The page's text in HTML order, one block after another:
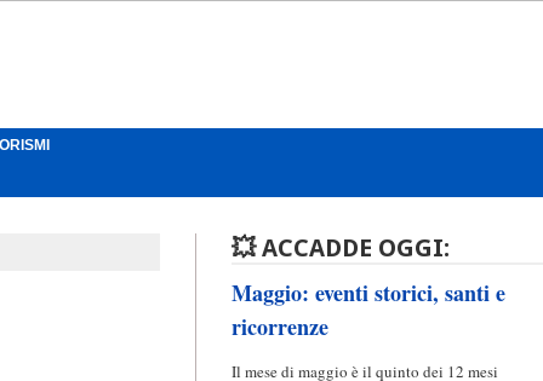
💥 ACCADDE OGGI:
Maggio: eventi storici, santi e
ricorrenze
Il mese di maggio è il quinto dei 12 mesi